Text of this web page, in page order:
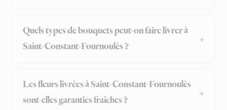
Quels types de bouquets peut-on faire livrer à
Saint-Constant-Fournoulès ?
Les fleurs livrées à Saint-Constant-Fournoulès
sont-elles garanties fraîches ?